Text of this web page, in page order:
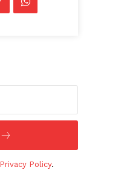
Privacy Policy.